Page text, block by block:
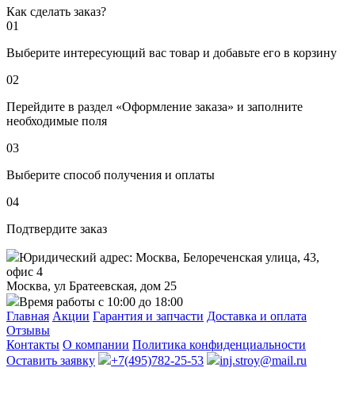
Как сделать заказ?
01
Выберите интересующий вас товар и добавьте его в корзину
02
Перейдите в раздел «Оформление заказа» и заполните
необходимые поля
03
Выберите способ получения и оплаты
04
Подтвердите заказ
Юридический адрес: Москва, Белореченская улица, 43,
офис 4
Москва, ул Братеевская, дом 25
Время работы с 10:00 до 18:00
Главная Акции Гарантия и запчасти Доставка и оплата
Отзывы
Контакты О компании Политика конфиденциальности
Оставить заявку
+7(495)782-25-53 inj.stroy@mail.ru